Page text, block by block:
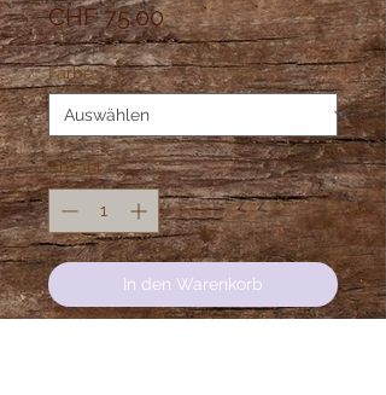
CHF 75.00Preis
Farbe *
Anzahl *
In den Warenkorb